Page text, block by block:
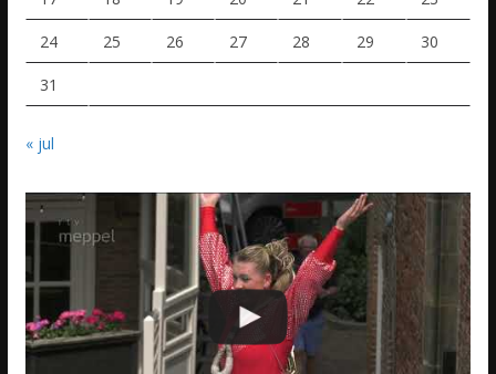
24 25 26 27 28 29 30
31
« jul